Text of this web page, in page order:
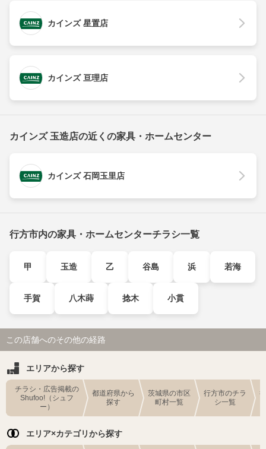
カインズ 星置店
カインズ 亘理店
カインズ 玉造店の近くの家具・ホームセンター
カインズ 石岡玉里店
行方市内の家具・ホームセンターチラシ一覧
甲 玉造 乙 谷島 浜 若海
手賀 八木蒔 捻木 小貫
この店舗へのその他の経路
エリアから探す
チラシ・広告掲載の
Shufoo!（シュフ
ー）
都道府県から
探す
茨城県の市区
町村一覧
行方市のチラ
シ一覧
エリア×カテゴリから探す